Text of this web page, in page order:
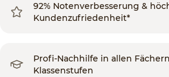
92% Notenverbesserung &
Kundenzufriedenheit*
Profi-Nachhilfe in allen
Klassenstufen